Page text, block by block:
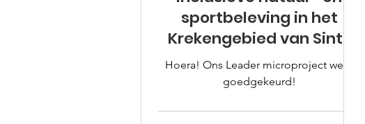
sportbeleving in het
Krekengebied van Sint-
Laureins
Hoera! Ons Leader microproject werd
goedgekeurd!